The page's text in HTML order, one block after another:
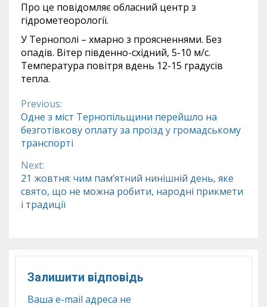
Про це повідомляє обласний центр з
гідрометеорології.
У Тернополі – хмарно з проясненнями. Без
опадів. Вітер південно-східний, 5-10 м/с.
Температура повітря вдень 12-15 градусів
тепла.
Continue
Reading
Previous:
Одне з міст Тернопільщини перейшло на
безготівкову оплату за проїзд у громадському
транспорті
Next:
21 жовтня: чим пам’ятний нинішній день, яке
свято, що не можна робити, народні прикмети
і традиції
Залишити відповідь
Ваша e-mail адреса не